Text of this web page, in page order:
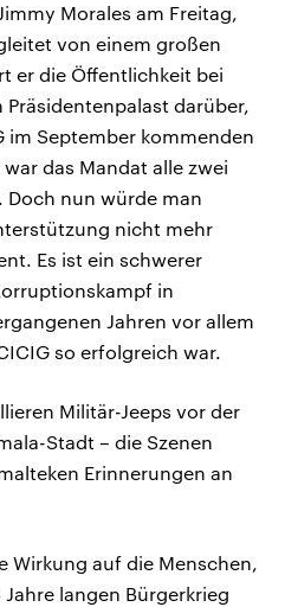
Morales am Freitag,
von einem großen
er die Öffentlichkeit bei
Präsidentenpalast darüber,
im September kommenden
das Mandat alle zwei
Doch nun würde man
nicht mehr
Es ist ein schwerer
in
Jahren vor allem
so erfolgreich war.
Militär-Jeeps vor der
Stadt – die Szenen
Erinnerungen an
Wirkung auf die Menschen,
langen Bürgerkrieg